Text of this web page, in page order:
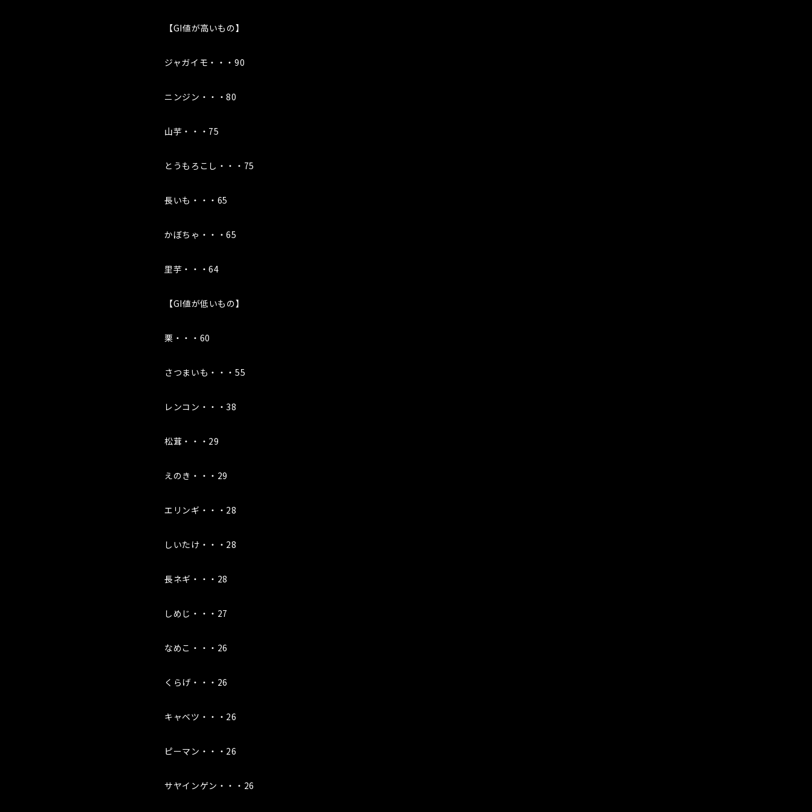
【GI値が高いもの】
ジャガイモ・・・90
ニンジン・・・80
山芋・・・75
とうもろこし・・・75
長いも・・・65
かぼちゃ・・・65
里芋・・・64
【GI値が低いもの】
栗・・・60
さつまいも・・・55
レンコン・・・38
松茸・・・29
えのき・・・29
エリンギ・・・28
しいたけ・・・28
長ネギ・・・28
しめじ・・・27
なめこ・・・26
くらげ・・・26
キャベツ・・・26
ピーマン・・・26
サヤインゲン・・・26